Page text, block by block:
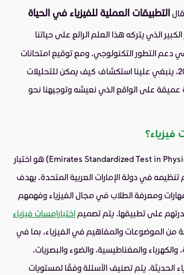
التطبيقات العملية للفيزياء في الحياة
الكبير الذي يتركه هذا العلم الرائع على حياتنا
دعم التطور التكنولوجي. ومع توقيع امتحانات
امسات فيزياء لعام 2024، ينبغي علينا استكشاف كيف يمكن للتحليلات
عميقة على الواقع الذي نعيشه وتوجيهنا نحو
فيزياء؟
) Emirates Standardized Test in Physics) هو اختبار
تنظيمه في دولة الإمارات العربية المتحدة. يهدف
مهارات ومعرفة الطلاب في مجال الفيزياء وفهمهم
على تطبيقها. يتم تصميماختبارامسات فيزياء
الموضوعات والمفاهيم في الفيزياء، بما في
والكهرباء والمغناطيسية، والضوء والبصريات،
الحديثة. يتم تصنيف الأسئلة وفقًا لمستويات